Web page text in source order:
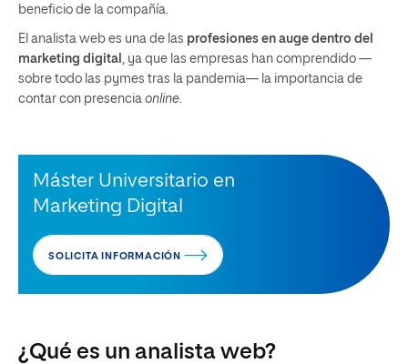
beneficio de la compañía.
El analista web es una de las profesiones en auge dentro del
marketing digital
, ya que las empresas han comprendido —
sobre todo las pymes tras la pandemia— la importancia de
contar con presencia online
Máster Universitario en
Marketing Digital
SOLICITA INFORMACIÓN
¿Qué es un analista web?